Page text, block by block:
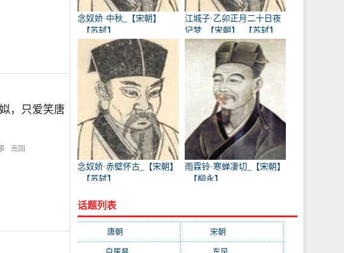
，只爱笑唐
南国
念奴娇·中秋_【宋朝】
_【苏轼】
江城子·乙卯正月二十日夜
记梦_【宋朝】_【苏轼】
念奴娇·赤壁怀古_【宋朝】
_【苏轼】
雨霖铃·寒蝉凄切_【宋朝】
_【柳永】
话题列表
唐朝 宋朝